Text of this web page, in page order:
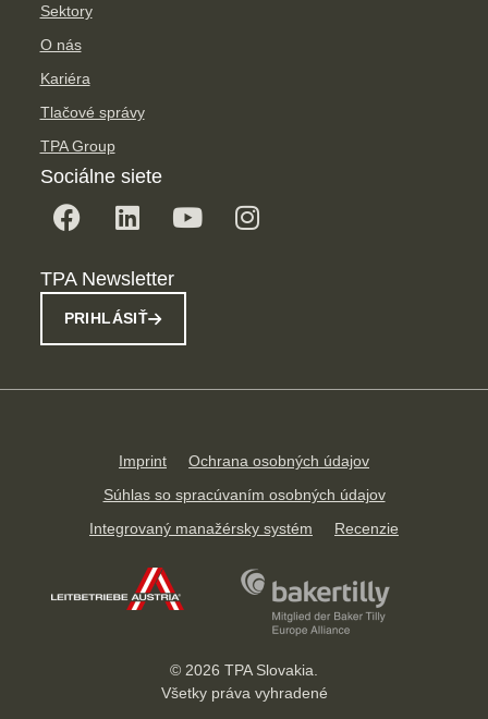
Sektory
O nás
Kariéra
Tlačové správy
TPA Group
Sociálne siete
TPA Newsletter
PRIHLÁSIŤ
Imprint
Ochrana osobných údajov
Súhlas so spracúvaním osobných údajov
Integrovaný manažérsky systém
Recenzie
© 2026 TPA Slovakia.
Všetky práva vyhradené